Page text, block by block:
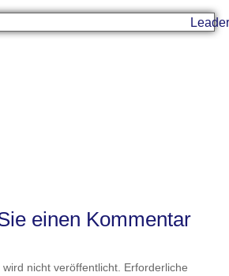
einen Kommentar
nicht veröffentlicht. Erforderliche